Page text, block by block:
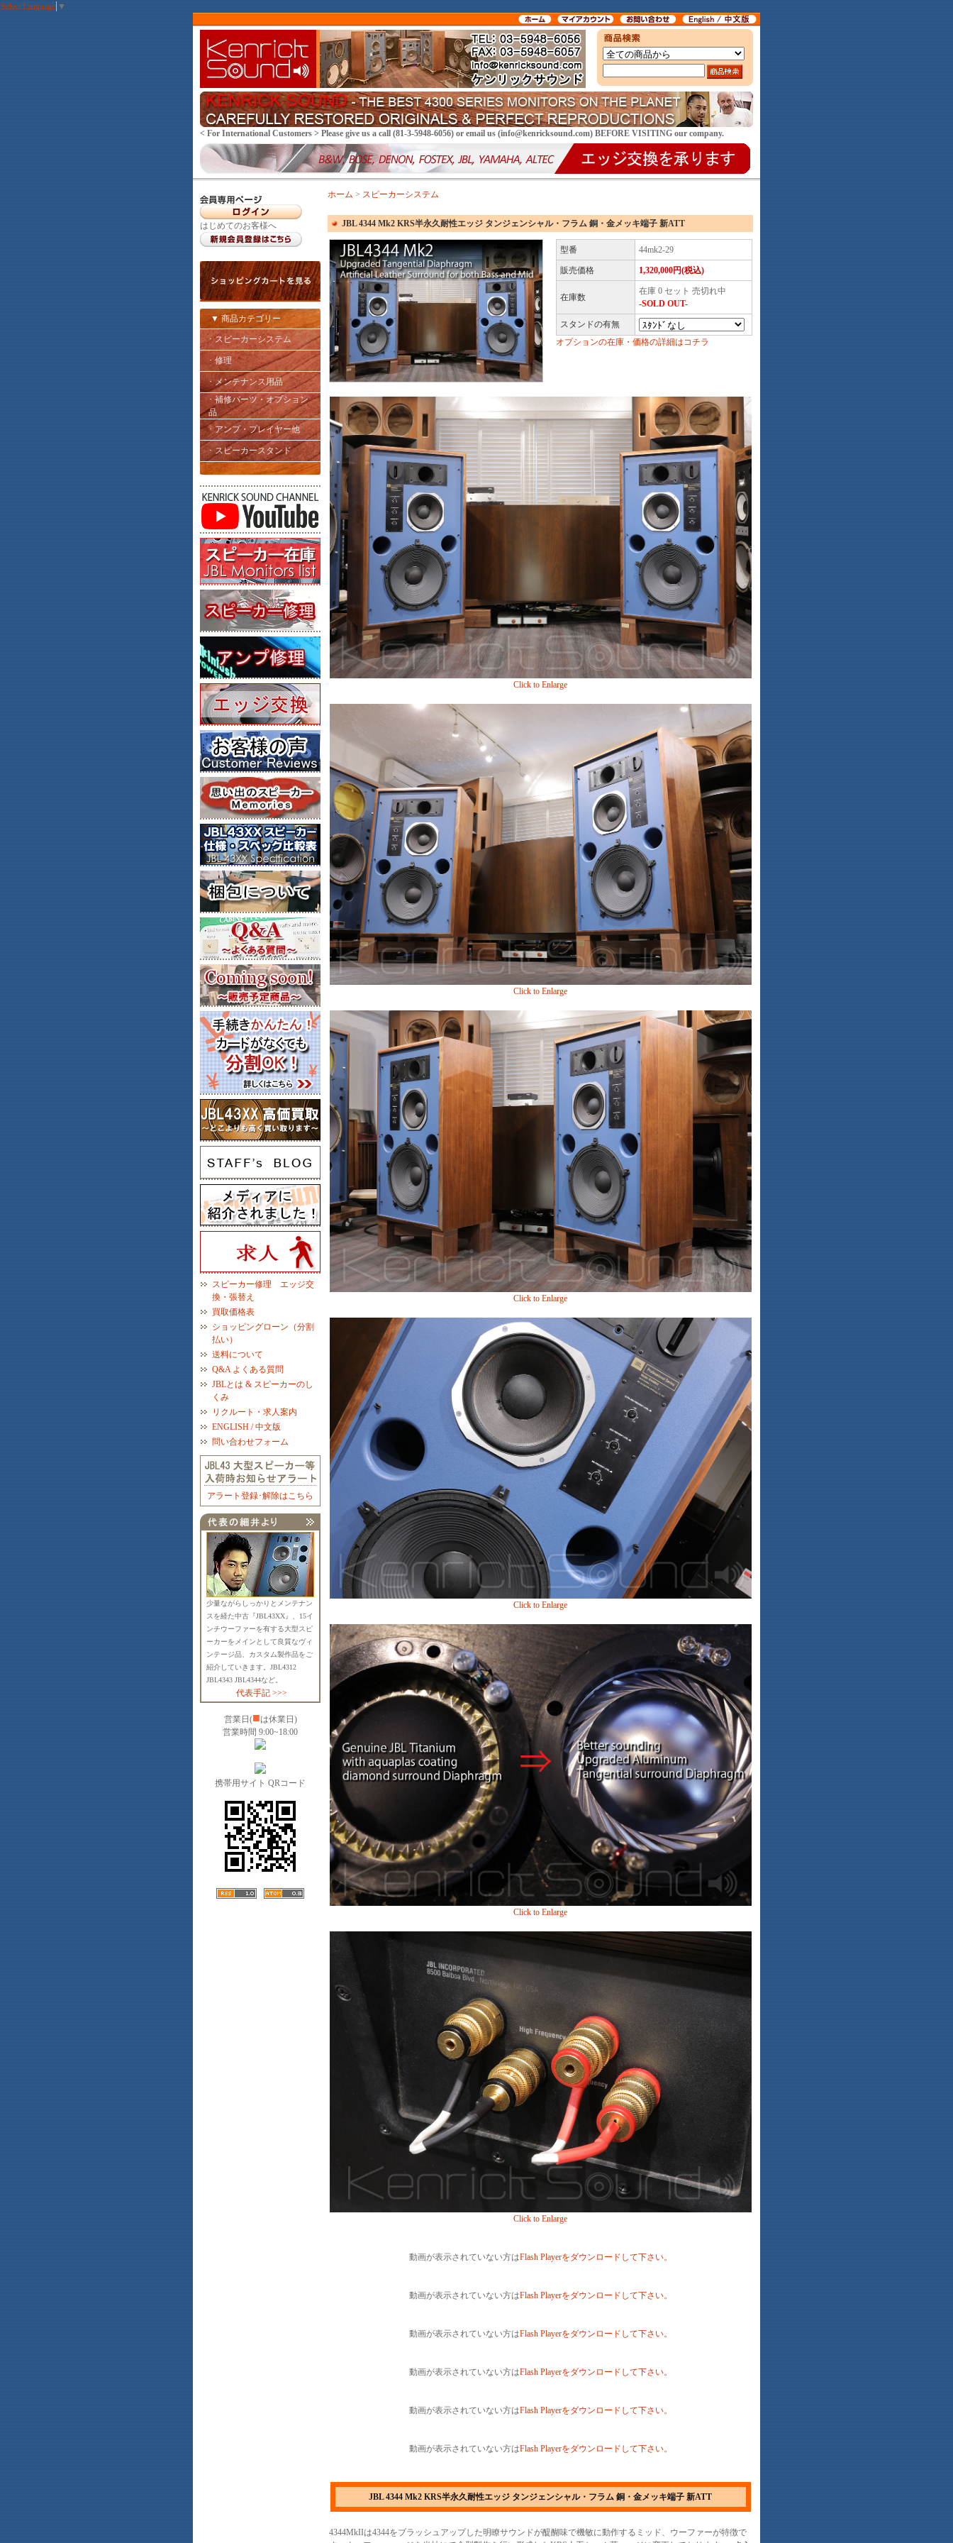
Select Language ▼
< For International Customers > Please give us a call (81-3-5948-6056) or email us (info@kenricksound.com) BEFORE VISITING our company.
はじめてのお客様へ
▼ 商品カテゴリー
･ スピーカーシステム
･ 修理
･ メンテナンス用品
･ 補修パーツ・オプション
品
･ アンプ・プレイヤー他
･ スピーカースタンド
スピーカー修理 エッジ交
換・張替え
買取価格表
ショッピングローン（分割
払い）
送料について
Q&A よくある質問
JBLとは & スピーカーのし
くみ
リクルート・求人案内
ENGLISH / 中文版
問い合わせフォーム
アラート登録･解除はこちら
少量ながらしっかりとメンテナン
スを経た中古『JBL43XX』、15イ
ンチウーファーを有する大型スピ
ーカーをメインとして良質なヴィ
ンテージ品、カスタム製作品をご
紹介していきます。JBL4312
JBL4343 JBL4344など。
代表手記 >>>
営業日(■は休業日)
営業時間 9:00~18:00
携帯用サイト QRコード
ホーム > スピーカーシステム
JBL 4344 Mk2 KRS半永久耐性エッジ タンジェンシャル・フラム 銅・金メッキ端子 新ATT
型番 44mk2-29
販売価格 1,320,000円(税込)
在庫数
在庫 0 セット 売切れ中
-SOLD OUT-
スタンドの有無
オプションの在庫・価格の詳細はコチラ
Click to Enlarge
Click to Enlarge
Click to Enlarge
Click to Enlarge
Click to Enlarge
Click to Enlarge
動画が表示されていない方はFlash Playerをダウンロードして下さい。
動画が表示されていない方はFlash Playerをダウンロードして下さい。
動画が表示されていない方はFlash Playerをダウンロードして下さい。
動画が表示されていない方はFlash Playerをダウンロードして下さい。
動画が表示されていない方はFlash Playerをダウンロードして下さい。
動画が表示されていない方はFlash Playerをダウンロードして下さい。
JBL 4344 Mk2 KRS半永久耐性エッジ タンジェンシャル・フラム 銅・金メッキ端子 新ATT
4344MkIIは4344をブラッシュアップした明瞭サウンドが醍醐味で機敏に動作するミッド、ウーファーが特徴で